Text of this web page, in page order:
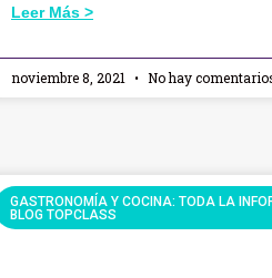
Leer Más >
noviembre 8, 2021 No hay
GASTRONOMÍA Y COCINA: TODA LA
BLOG TOPCLASS